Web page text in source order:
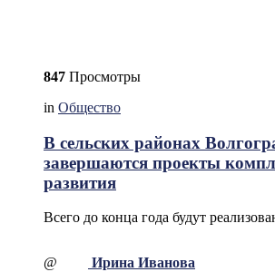
847 Просмотры
in Общество
В сельских районах
завершаются проекты
развития
Всего до конца года будут
@ Ирина Иванова